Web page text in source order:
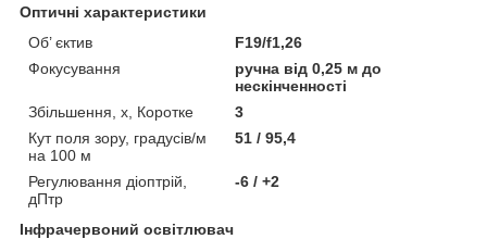
Оптичні характеристики
Об’ єктив
F19/f1,26
Фокусування
ручна від 0,25 м до
нескінченності
Збільшення, х, Коротке
3
Кут поля зору, градусів/м
на 100 м
51 / 95,4
Регулювання діоптрій,
дПтр
-6 / +2
Інфрачервоний освітлювач